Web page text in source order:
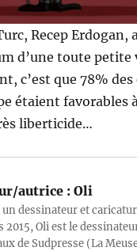
Recep Erdogan,
d’une toute petite
c’est que 78%
étaient favorables
liberticide…
autrice : Oli
un dessinateur et
2015, Oli est le
de Sudpresse (La